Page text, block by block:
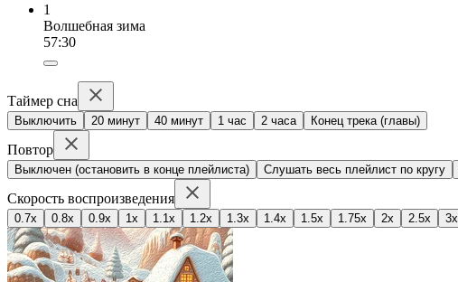
1
Волшебная зима
57:30
Таймер сна
Выключить 20 минут 40 минут 1 час 2 часа Конец трека (главы)
Повтор
Выключен (остановить в конце плейлиста) Слушать весь плейлист по кругу
Скорость воспроизведения
0.7x 0.8x 0.9x 1x 1.1x 1.2x 1.3x 1.4x 1.5x 1.75x 2x 2.5x 3x